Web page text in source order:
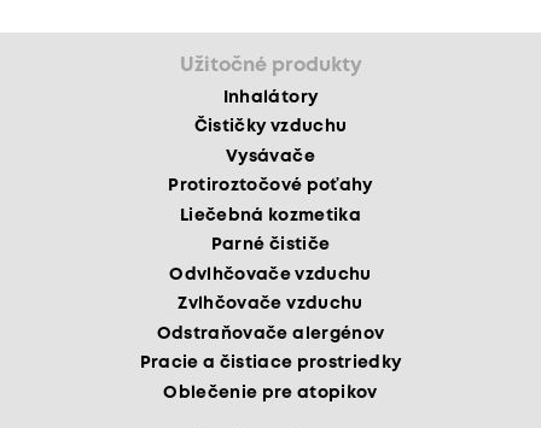
Užitočné produkty
Inhalátory
Čističky vzduchu
Vysávače
Protiroztočové poťahy
Liečebná kozmetika
Parné čističe
Odvlhčovače vzduchu
Zvlhčovače vzduchu
Odstraňovače alergénov
Pracie a čistiace prostriedky
Oblečenie pre atopikov